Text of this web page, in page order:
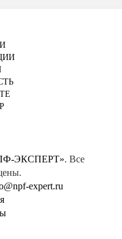
ЭКСПЕРТ». Все
expert.ru